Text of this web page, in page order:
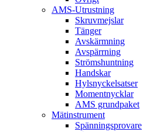
AMS-Utrustning
Skruvmejslar
Tänger
Avskärmning
Avspärrning
Strömshuntning
Handskar
Hylsnyckelsatser
Momentnycklar
AMS grundpaket
Mätinstrument
Spänningsprovare